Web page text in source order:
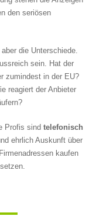
den seriösen
die Unterschiede.
sein. Hat der
zumindest in der EU?
reagiert der Anbieter
Profis sind telefonisch
ehrlich Auskunft über
kaufen